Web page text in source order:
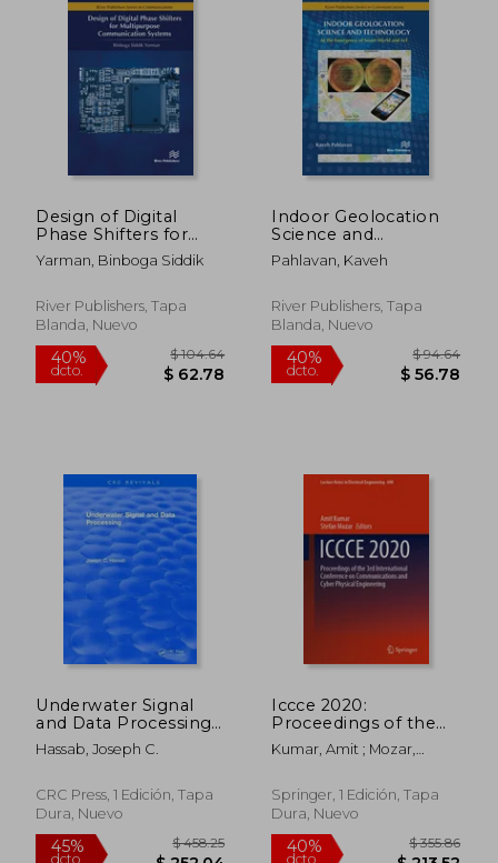
45% 40%
dcto.
Design of Digital
Phase Shifters for
Multipurpose
Communication
Yarman, Binboga Siddik
River Publishers, Tapa
Blanda, Nuevo
40%
dcto.
$ 104.64
$ 62.78
Indoor Geolocation
Science and
Technology: At the
Emergence of Smart
Inglés)
Pahlavan, Kaveh
River Publishers, Tapa
Blanda, Nuevo
40%
dcto.
Underwater Signal
and Data Processing
(en Inglés)
Hassab, Joseph C.
CRC Press, 1 Edición, Tapa
Dura, Nuevo
Iccce 2020:
Proceedings of the
3rd International
Conference on
Cyber Physical
Engineering (en
Kumar, Amit ; Mozar,
Springer, 1 Edición, Tapa
Dura, Nuevo